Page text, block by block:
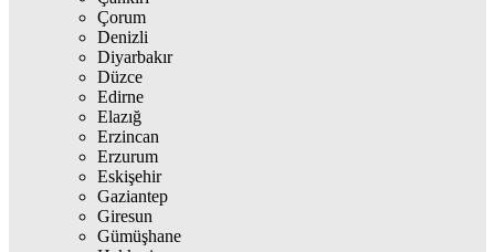
Çorum
Denizli
Diyarbakır
Düzce
Edirne
Elazığ
Erzincan
Erzurum
Eskişehir
Gaziantep
Giresun
Gümüşhane